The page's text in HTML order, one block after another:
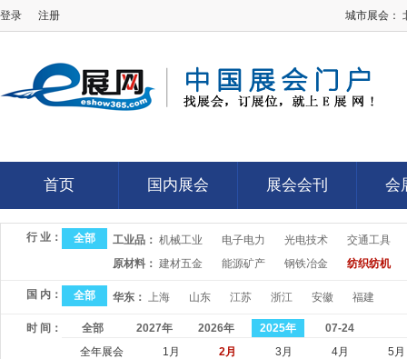
登录 注册 城市展会：
首页
首页
国内展会
国内展会
展会会刊
展会会刊
会
会
行 业： 全部 工业品： 机械工业 电子电力 光电技术
交通工具
原材料： 建材五金 能源矿产 钢铁冶金 纺织纺机
国 内： 全部 华东： 上海 山东 江苏 浙江 安徽 福建
时 间： 全部 2027年 2026年 2025年
07-24
全年展会
1月 2月 3月 4月 5月